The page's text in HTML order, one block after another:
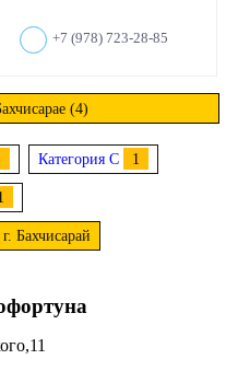
+7 (978) 723-28-85
(4)
Категория C 1
Бахчисарай